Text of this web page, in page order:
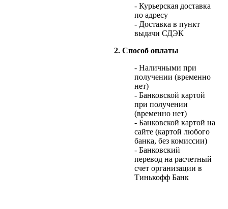
- Курьерская доставка
по адресу
- Доставка в пункт
выдачи СДЭК
2. Способ оплаты
- Наличными при
получении (временно
нет)
- Банковской картой
при получении
(временно нет)
- Банковской картой на
сайте (картой любого
банка, без комиссии)
- Банковский
перевод на расчетный
счет организации в
Тинькофф Банк